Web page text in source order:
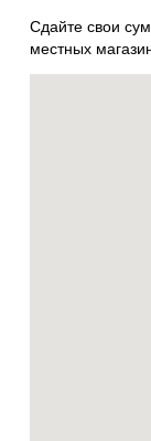
Сдайте свои
местных